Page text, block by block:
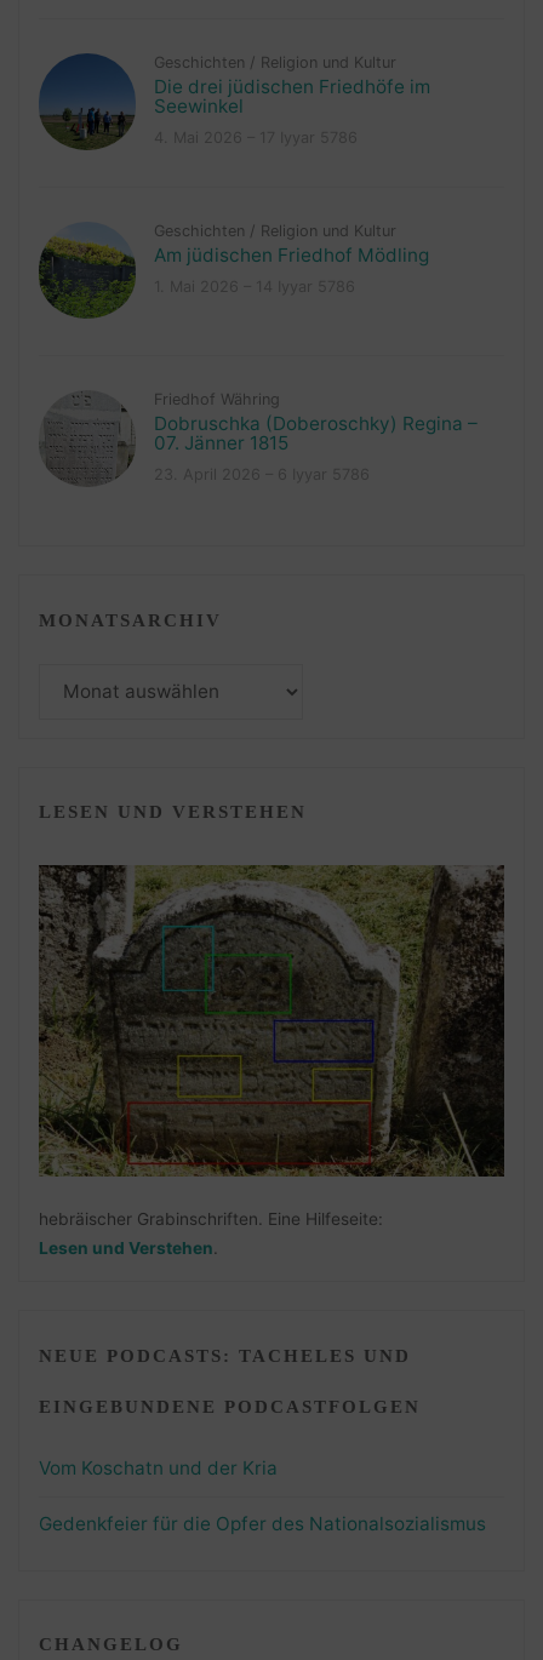
Geschichten / Religion und Kultur
Die drei jüdischen Friedhöfe im
Seewinkel
Geschichten / Religion und Kultur
Am jüdischen Friedhof Mödling
Friedhof Währing
Dobruschka (Doberoschky) Regina –
07. Jänner 1815
MONATSARCHIV
Monatsarchiv
LESEN UND VERSTEHEN
hebräischer Grabinschriften. Eine Hilfeseite:
Lesen und Verstehen
NEUE PODCASTS: TACHELES UND
EINGEBUNDENE PODCASTFOLGEN
Vom Koschatn und der Kria
Gedenkfeier für die Opfer des Nationalsozialismus
CHANGELOG